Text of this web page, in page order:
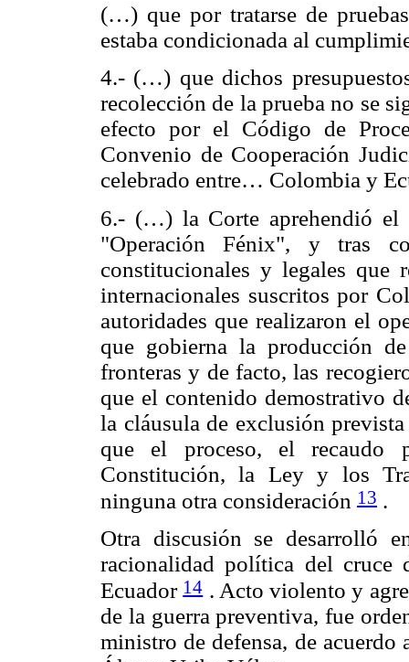
(…) que por tratarse de
estaba condicionada al
4.- (…) que dichos
recolección de la prueba no se
efecto por el Código de
Convenio de Cooperación
celebrado entre… Colombia y
6.- (…) la Corte aprehendió el
"Operación Fénix", y tras
constitucionales y legales que
internacionales suscritos por
autoridades que realizaron el
que gobierna la producción
fronteras y de facto, las
que el contenido demostrativo
la cláusula de exclusión
que el proceso, el recaudo
Constitución, la Ley y los
ninguna otra consideración 13 .
Otra discusión se desarrolló
racionalidad política del cruce
Ecuador14. Acto violento y
de la guerra preventiva, fue
ministro de defensa, de